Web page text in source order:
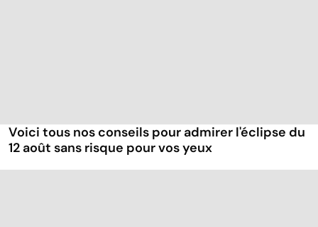
Voici tous nos conseils pour admirer l'éclipse du
12 août sans risque pour vos yeux